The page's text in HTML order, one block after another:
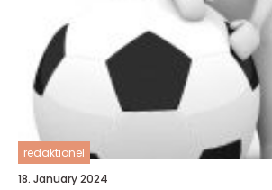
redaktionel
18. January 2024